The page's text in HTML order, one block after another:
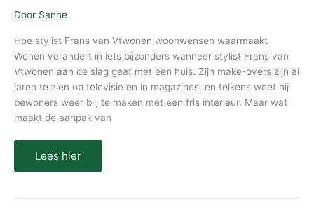
Door Sanne
Hoe stylist Frans van Vtwonen woonwensen waarmaakt
Wonen verandert in iets bijzonders wanneer stylist Frans van
Vtwonen aan de slag gaat met een huis. Zijn make-overs zijn al
jaren te zien op televisie en in magazines, en telkens weet hij
bewoners weer blij te maken met een fris interieur. Maar wat
maakt de aanpak van
Lees hier